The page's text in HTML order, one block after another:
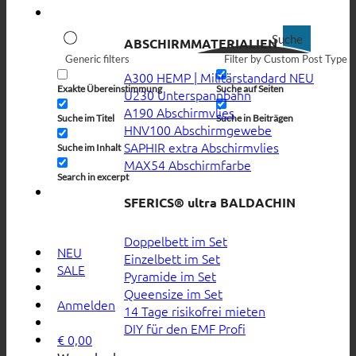
Suche
Generic filters
Exakte Übereinstimmung
Suche im Titel
Suche im Inhalt
Search in excerpt
Filter by Custom Post Type
Suche auf Seiten
Suche in Beiträgen
NEU
SALE
Anmelden
€ 0,00
ABSCHIRMMATERIALIEN
A300 HEMP | Militärstandard
U230 Unterspannbahn
A190 Abschirmvlies
HNV100 Abschirmgewebe
SAPHIR extra Abschirmvlies
MAX54 Abschirmfarbe
SFERICS® ultra BALDACHIN
Doppelbett im Set
Einzelbett im Set
Pyramide im Set
Queensize im Set
14 Tage risikofrei mieten
DIY für den EMF Profi